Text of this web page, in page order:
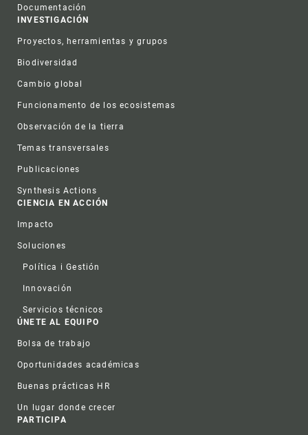
Documentación
INVESTIGACIÓN
Proyectos, herramientas y grupos
Biodiversidad
Cambio global
Funcionamento de los ecosistemas
Observación de la tierra
Temas transversales
Publicaciones
Synthesis Actions
CIENCIA EN ACCIÓN
Impacto
Soluciones
Política i Gestión
Innovación
Servicios técnicos
ÚNETE AL EQUIPO
Bolsa de trabajo
Oportunidades académicas
Buenas prácticas HR
Un lugar donde crecer
PARTICIPA